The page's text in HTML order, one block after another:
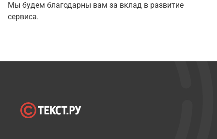
Мы будем благодарны вам за вклад в развитие
сервиса.